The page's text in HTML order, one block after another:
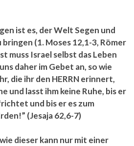
ist es, der Welt Segen und
(1. Moses 12,1-3, Römer
muss Israel selbst das Leben
daher im Gebet an, so wie
die ihr den HERRN erinnert,
und lasst ihm keine Ruhe, bis er
und bis er es zum
(Jesaja 62,6-7)
dieser kann nur mit einer